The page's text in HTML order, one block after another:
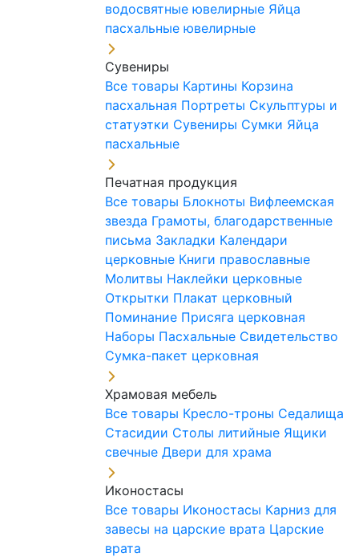
водосвятные ювелирные Яйца
пасхальные ювелирные
Сувениры
Все товары Картины Корзина
пасхальная Портреты Скульптуры и
статуэтки Сувениры Сумки Яйца
пасхальные
Печатная продукция
Все товары Блокноты Вифлеемская
звезда Грамоты, благодарственные
письма Закладки Календари
церковные Книги православные
Молитвы Наклейки церковные
Открытки Плакат церковный
Поминание Присяга церковная
Наборы Пасхальные Свидетельство
Сумка-пакет церковная
Храмовая мебель
Все товары Кресло-троны Седалища
Стасидии Столы литийные Ящики
свечные Двери для храма
Иконостасы
Все товары Иконостасы Карниз для
завесы на царские врата Царские
врата